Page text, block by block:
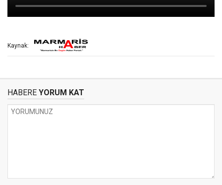
Kaynak:
HABERE YORUM KAT